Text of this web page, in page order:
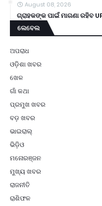
August 08, 2026
ଗ୍ରାହକଙ୍କ ପାଇଁ ମାଗଣା ରହିବ
ଲେବେଲ
ଅପରାଧ
ଓଡ଼ିଶା ଖବର
ଖେଳ
ଗାଁ କଥା
ପ୍ରମୁଖ ଖବର
ବଡ଼ ଖବର
ଭାଇରାଲ୍
ଭିଡ଼ିଓ
ମନୋରଞ୍ଜନ
ମୁଖ୍ୟ ଖବର
ରାଜନୀତି
ରାଶିଫଳ